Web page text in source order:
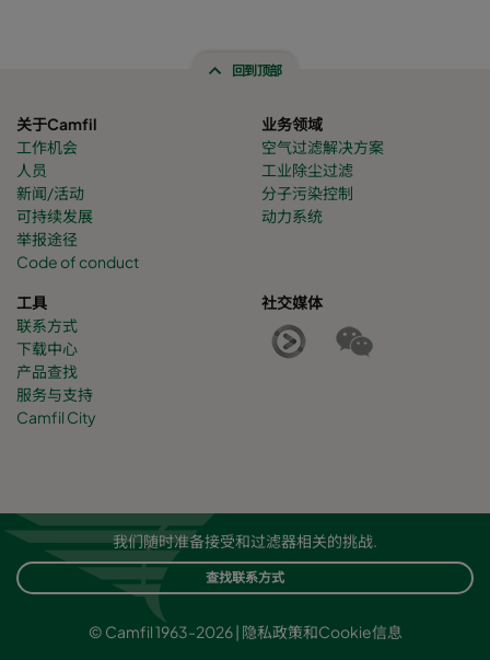
回到顶部
关于Camfil
工作机会
人员
新闻/活动
可持续发展
举报途径
Code of conduct
业务领域
空气过滤解决方案
工业除尘过滤
分子污染控制
动力系统
工具
联系方式
下载中心
产品查找
服务与支持
Camfil City
社交媒体
我们随时准备接受和过滤器相关的挑战.
查找联系方式
© Camfil 1963-2026 | 隐私政策和Cookie信息